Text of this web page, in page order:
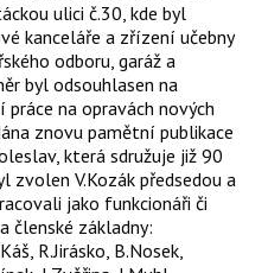
ulici č.30, kde byl
kanceláře a zřízení učebny
odboru, garáž a
byl odsouhlasen na
na opravách nových
znovu pamětní publikace
která sdružuje již 90
zvolen V.Kozák předsedou a
jako funkcionáři či
členské základny:
R.Jirásko, B.Nosek,